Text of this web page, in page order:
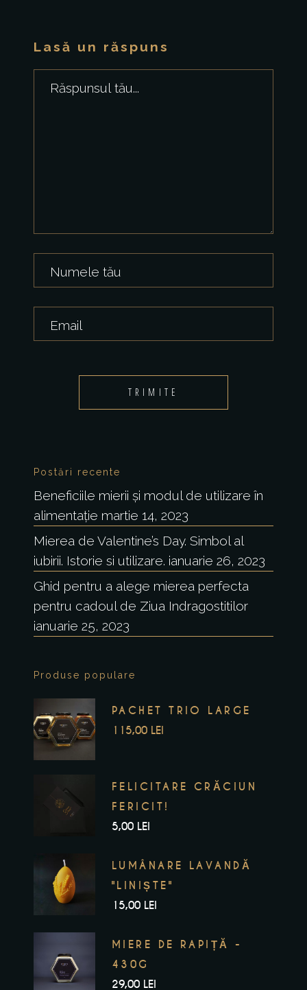
Lasă un răspuns
TRIMITE
Postări recente
Beneficiile mierii și modul de utilizare în
alimentație martie 14, 2023
Mierea de Valentine’s Day. Simbol al
iubirii. Istorie si utilizare. ianuarie 26, 2023
Ghid pentru a alege mierea perfecta
pentru cadoul de Ziua Indragostitilor
ianuarie 25, 2023
Produse populare
PACHET TRIO LARGE
Prețul
fost:
139,00 lei.
115,00 LEI
115,00 lei.
FELICITARE CRĂCIUN
FERICIT!
5,00 LEI
LUMÂNARE LAVANDĂ
"LINIȘTE"
15,00 LEI
MIERE DE RAPIȚĂ -
430G
29,00 LEI